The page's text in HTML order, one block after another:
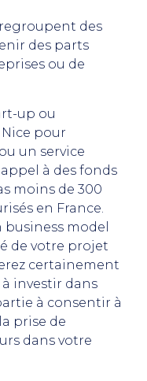
des
des parts
ou de
up ou
pour
un service
à des fonds
moins de 300
en France.
model
de votre projet
certainement
investir dans
à consentir à
prise de
dans votre